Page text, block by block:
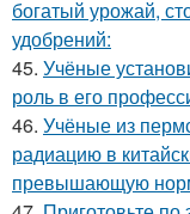
богатый урожай,
удобрений:
45. Учёные
роль в его
46. Учёные из
радиацию в
превышающую